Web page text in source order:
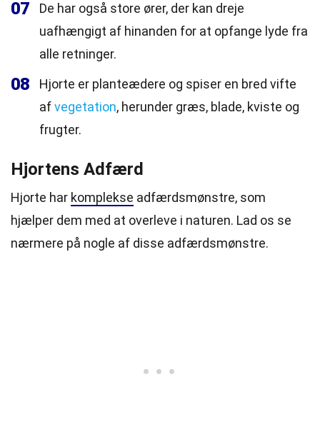
07
De har også store ører, der kan dreje
uafhængigt af hinanden for at opfange lyde fra
alle retninger.
08
Hjorte er planteædere og spiser en bred vifte
afvegetation, herunder græs, blade, kviste og
frugter.
Hjortens Adfærd
Hjorte har komplekse adfærdsmønstre, som
hjælper dem med at overleve i naturen. Lad os se
nærmere på nogle af disse adfærdsmønstre.